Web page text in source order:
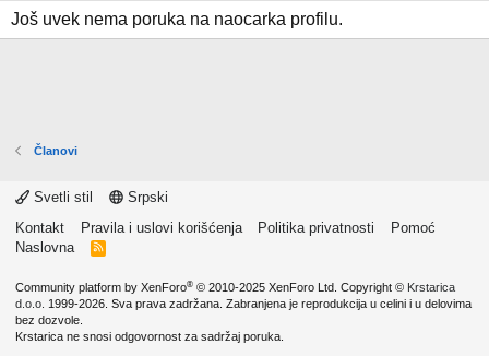
Još uvek nema poruka na naocarka profilu.
Članovi
Svetli stil
Srpski
Kontakt
Pravila i uslovi korišćenja Politika privatnosti
Pomoć
Naslovna
R
Community platform by XenForo® © 2010-2025 XenForo Ltd. Copyright © Krstarica
d.o.o. 1999-2026. Sva prava zadržana. Zabranjena je reprodukcija u celini i u delovima
bez dozvole.
Krstarica ne snosi odgovornost za sadržaj poruka.